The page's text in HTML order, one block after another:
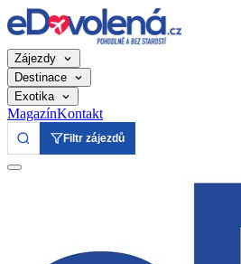
Zájezdy
Destinace
Exotika
MagazínKontakt
Filtr zájezdů